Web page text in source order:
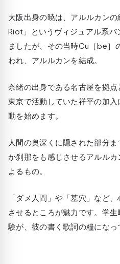
大阪出身の暁は、アルルカン
Riot」というヴィジュアル系バ
ましたが、その当時Cu［be］
われ、アルルカンを結成。
奈緒の出身である名古屋を拠点
東京で活動していた祥平の加
動を始めます。
人間の奥深くに隠された部分
か刹那をも感じさせるアルル
よるもの。
「ダメ人間」や「墓穴」など
させるところが魅力です。学
験が、彼の書く歌詞の糧になっ